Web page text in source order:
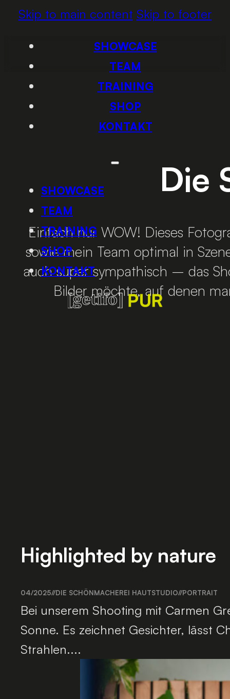
Skip to main content Skip to footer
SHOWCASE
TEAM
TRAINING
SHOP
KONTAKT
SHOWCASE
TEAM
TRAINING
SHOP
KONTAKT
Die
Einfach nur WOW! Dieses
sowie mein Team optimal in
auch super sympathisch – das
Bilder möchte, auf denen
Highlighted by nature
04/2025//DIE SCHÖNMACHEREI HAUTSTUDIO//PORTRAIT
Bei unserem Shooting mit Carmen
Sonne. Es zeichnet Gesichter, lässt
Strahlen....